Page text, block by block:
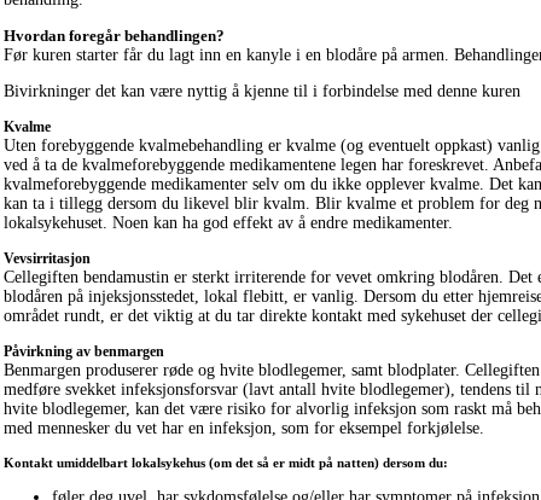
Hvordan foregår behandlingen?
Før kuren starter får du lagt inn en kanyle i en blodåre på armen.
Bivirkninger det kan være nyttig å kjenne til i forbindelse med denne kuren
Kvalme
Uten forebyggende kvalmebehandling er kvalme (og eventuelt oppkast)
ved å ta de kvalmeforebyggende medikamentene legen har foreskrevet.
kvalmeforebyggende medikamenter selv om du ikke opplever kvalme. Det
kan ta i tillegg dersom du likevel blir kvalm. Blir kvalme et problem for deg
lokalsykehuset. Noen kan ha god effekt av å endre medikamenter.
Vevsirritasjon
Cellegiften bendamustin er sterkt irriterende for vevet omkring blodåren.
blodåren på injeksjonsstedet, lokal flebitt, er vanlig. Dersom du etter
området rundt, er det viktig at du tar direkte kontakt med sykehuset der
Påvirkning av benmargen
Benmargen produserer røde og hvite blodlegemer, samt blodplater.
medføre svekket infeksjonsforsvar (lavt antall hvite blodlegemer), tendens
hvite blodlegemer, kan det være risiko for alvorlig infeksjon som raskt må
med mennesker du vet har en infeksjon, som for eksempel forkjølelse.
Kontakt umiddelbart lokalsykehus (om det så er midt på natten) dersom du: